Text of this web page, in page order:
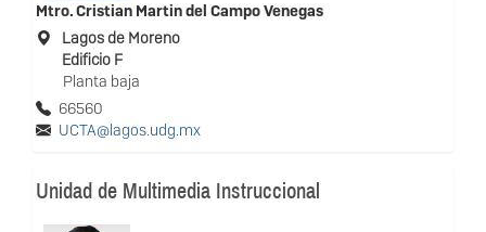
Mtro.Cristian Martin del Campo Venegas
Lagos de Moreno
Edificio F
Planta baja
66560
UCTA@lagos.udg.mx
Unidad de Multimedia Instruccional